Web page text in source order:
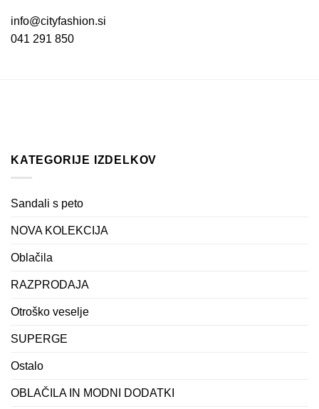
info@cityfashion.si
041 291 850
KATEGORIJE IZDELKOV
Sandali s peto
NOVA KOLEKCIJA
Oblačila
RAZPRODAJA
Otroško veselje
SUPERGE
Ostalo
OBLAČILA IN MODNI DODATKI